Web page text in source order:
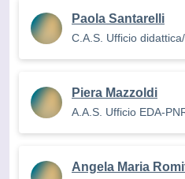
Paola Santarelli
C.A.S. Ufficio
Piera Mazzoldi
A.A.S. Ufficio EDA-
Angela Maria